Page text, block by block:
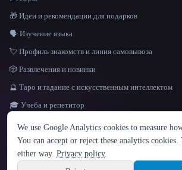
ЯЗЫК
English español Français Русский
Hindi
🎁 Идеи и рекомендации для подарков
🗣️ Изучение языка
💘 Профиль знакомств и линия самовывоза
🎲 Развлечения и новинки
🔮 Таро и гадание с искусственным интеллектом
🎓 Учеба и репетитор
Site information
© 2026 That AI Collection. Все права защищены.
Built with Metatron
We use Google Analytics cookies to measure
You can accept or reject these analytics
either way. Privacy policy.